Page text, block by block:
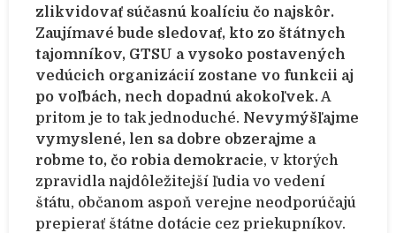
zlikvidovať súčasnú koalíciu čo najskôr.
Zaujímavé bude sledovať, kto zo štátnych
tajomníkov, GTSU a vysoko postavených
vedúcich organizácií zostane vo funkcii aj
po voľbách, nech dopadnú akokoľvek. A
pritom je to tak jednoduché. Nevymýšľajme
vymyslené, len sa dobre obzerajme a
robme to, čo robia demokracie, v ktorých
zpravidla najdôležitejší ľudia vo vedení
štátu, občanom aspoň verejne neodporúčajú
prepierať štátne dotácie cez priekupníkov.